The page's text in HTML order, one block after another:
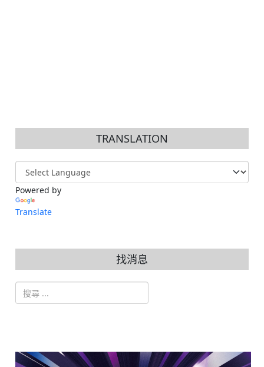
TRANSLATION
Powered by
Translate
找消息
搜索